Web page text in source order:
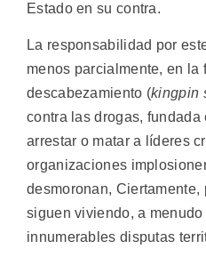
Estado en su contra.
La responsabilidad por
menos parcialmente, en la
descabezamiento (kingpin
contra las drogas,
arrestar o matar a líderes
organizaciones
desmoronan, Ciertamente,
siguen viviendo, a
innumerables disputas